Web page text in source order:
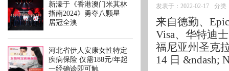
新濠于《香港澳门米其林
指南2024》勇夺八颗星
居冠全澳
河北省伊人安康女性特定
疾病保险 仅需188元/年起
一经确诊即可触
发表于：2022-02-17 分类
来自德勤、
Visa、华特迪
福尼亚州圣克
14 日 &ndash;